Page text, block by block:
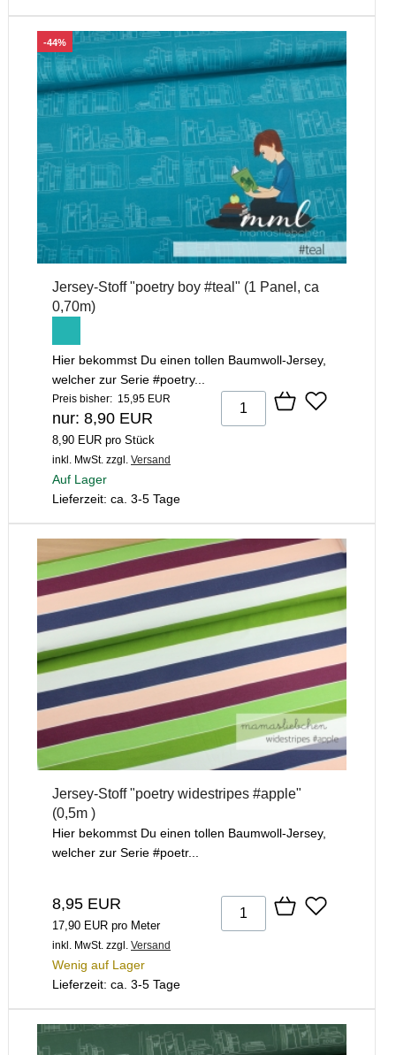
-44%
Jersey-Stoff "poetry boy #teal" (1 Panel, ca
0,70m)
Hier bekommst Du einen tollen Baumwoll-Jersey,
welcher zur Serie #poetry...
Preis bisher: 15,95 EUR
nur: 8,90 EUR
8,90 EUR pro Stück
inkl. MwSt. zzgl. Versand
Auf Lager
Lieferzeit: ca. 3-5 Tage
Jersey-Stoff "poetry widestripes #apple"
(0,5m )
Hier bekommst Du einen tollen Baumwoll-Jersey,
welcher zur Serie #poetr...
8,95 EUR
17,90 EUR pro Meter
inkl. MwSt. zzgl. Versand
Wenig auf Lager
Lieferzeit: ca. 3-5 Tage